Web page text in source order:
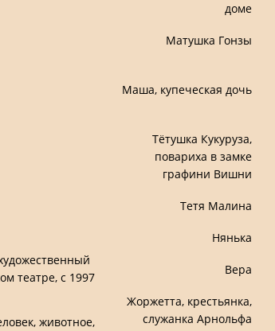
театре, с 1997
животное,
доме
Матушка Гонзы
Маша, купеческая дочь
Тётушка Кукуруза,
повариха в замке
графини Вишни
Тетя Малина
Нянька
Вера
Жоржетта, крестьянка,
служанка Арнольфа